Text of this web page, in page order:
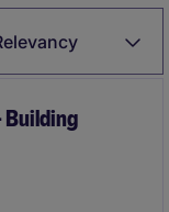
Building